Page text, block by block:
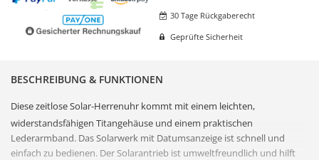
30 Tage Rückgaberecht
Geprüfte Sicherheit
BESCHREIBUNG & FUNKTIONEN
Diese zeitlose Solar-Herrenuhr kommt mit einem leichten,
widerstandsfähigen Titangehäuse und einem praktischen
Lederarmband. Das Solarwerk mit Datumsanzeige ist schnell und
einfach zu bedienen. Der Solarantrieb ist umweltfreundlich und hilft